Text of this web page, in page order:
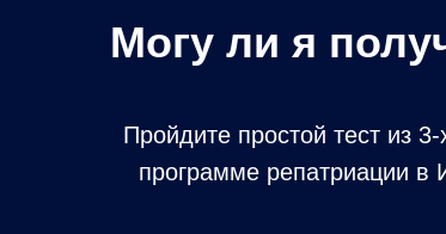
Могу ли я
Пройдите простой тест из
программе репатриации в